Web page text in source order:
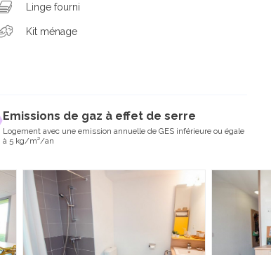
Linge fourni
Kit ménage
Emissions de gaz à effet de serre
Logement avec une emission annuelle de GES inférieure ou égale
à 5 kg/m²/an